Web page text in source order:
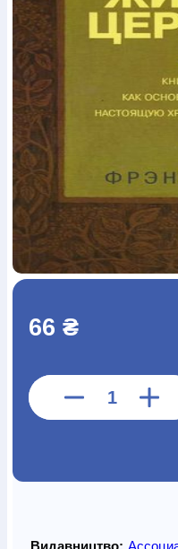
Богослов`я
Шлюб і сім`я
Супутні
Періодика
Аудіо Ручки
Закладки для книг
Блокноти
Щоденники /
Вироби з кераміки і
Навчальні мапи
вироби
подарункові
Плакати
Подарункові картки
Зошити
Фотокартини
Календарі Канцелярскі
Листівки
Сувенирна
Книга в комплекті
(097) 880-6379
66 ₴
Видавництво: